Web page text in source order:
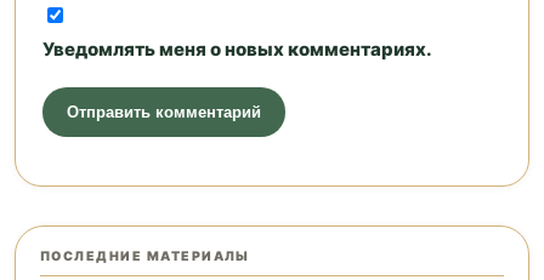
Уведомлять меня о новых комментариях.
ПОСЛЕДНИЕ МАТЕРИАЛЫ